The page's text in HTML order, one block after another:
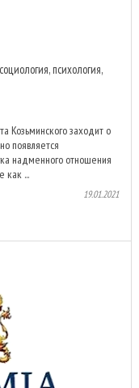
психология,
Козьминского заходит о
появляется
надменного отношения
как ...
19.01.2021